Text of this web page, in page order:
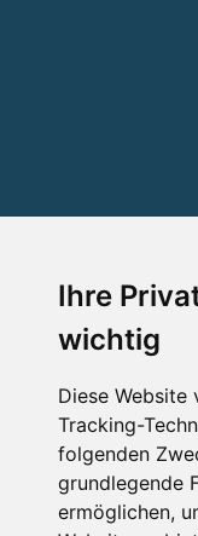
Ihre
wichtig
Diese Website
Tracking-
folgenden
grundlegende
ermöglichen,